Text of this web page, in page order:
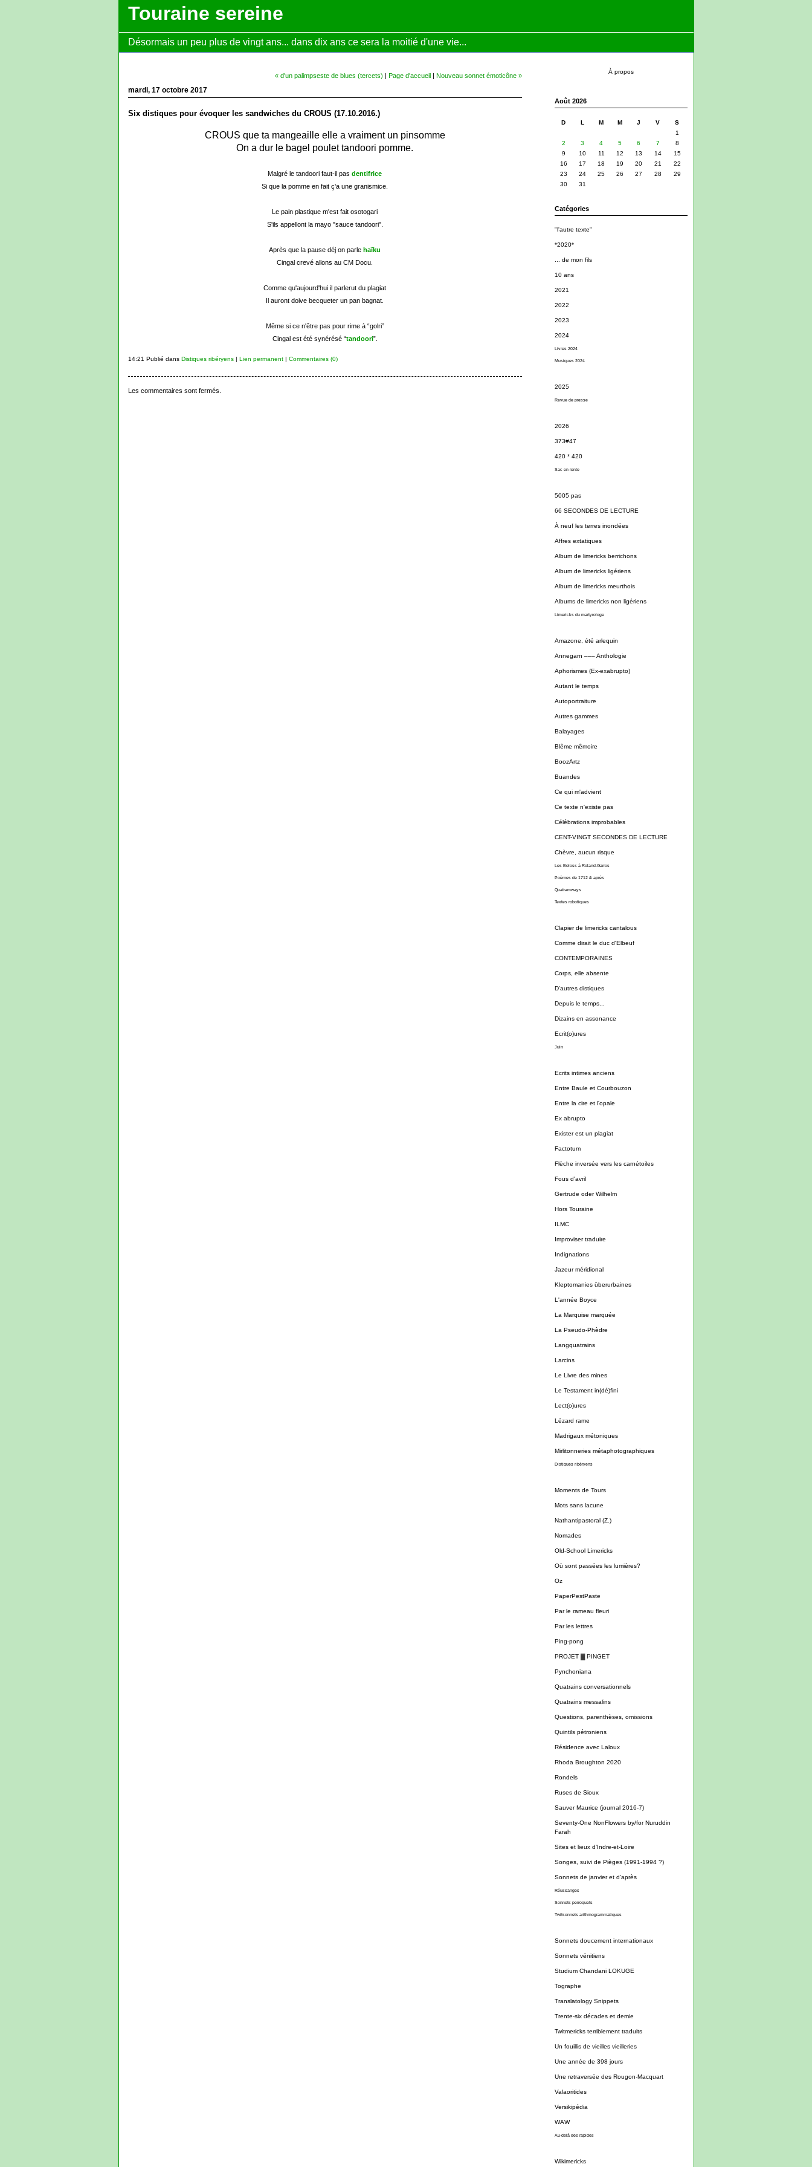
Touraine sereine
Désormais un peu plus de vingt ans... dans dix ans ce sera la moitié d'une vie...
À propos
Août 2026
D L M M J V
S
1
2
3 4 5 6 7
8
9
10 11 12 13 14
15
16
17 18 19 20 21
22
23
24 25 26 27 28
29
30
31
Catégories
"l'autre texte"
*2020*
... de mon fils
10 ans
2021
2022
2023
2024
Livres 2024
Musiques 2024
2025
Revue de presse
2026
373#47
420 * 420
Sac en rente
5005 pas
66 SECONDES DE LECTURE
À neuf les terres inondées
Affres extatiques
Album de limericks berrichons
Album de limericks ligériens
Album de limericks meurthois
Albums de limericks non ligériens
Limericks du martyrologe
Amazone, été arlequin
Annegarn ––– Anthologie
Aphorismes (Ex-exabrupto)
Autant le temps
Autoportraiture
Autres gammes
Balayages
Blême mêmoire
BoozArtz
Buandes
Ce qui m'advient
Ce texte n'existe pas
Célébrations improbables
CENT-VINGT SECONDES DE LECTURE
Chèvre, aucun risque
Les Boloss à Roland-Garros
Poèmes de 1712 & après
Quatramways
Textes robotiques
Clapier de limericks cantalous
Comme dirait le duc d'Elbeuf
CONTEMPORAINES
Corps, elle absente
D'autres distiques
Depuis le temps...
Dizains en assonance
Ecrit(o)ures
Juin
Ecrits intimes anciens
Entre Baule et Courbouzon
Entre la cire et l'opale
Ex abrupto
Exister est un plagiat
Factotum
Flèche inversée vers les carnétoiles
Fous d'avril
Gertrude oder Wilhelm
Hors Touraine
ILMC
Improviser traduire
Indignations
Jazeur méridional
Kleptomanies überurbaines
L'année Boyce
La Marquise marquée
La Pseudo-Phèdre
Langquatrains
Larcins
Le Livre des mines
Le Testament in(dé)fini
Lect(o)ures
Lézard rame
Madrigaux métoniques
Mirlitonneries métaphotographiques
Distiques ribéryens
Moments de Tours
Mots sans lacune
Nathantipastoral (Z.)
Nomades
Old-School Limericks
Où sont passées les lumières?
Oz
PaperPestPaste
Par le rameau fleuri
Par les lettres
Ping-pong
PROJET ▓ PINGET
Pynchoniana
Quatrains conversationnels
Quatrains messalins
Questions, parenthèses, omissions
Quintils pétroniens
Résidence avec Laloux
Rhoda Broughton 2020
Rondels
Ruses de Sioux
Sauver Maurice (journal 2016-7)
Seventy-One NonFlowers by/for Nuruddin
Farah
Sites et lieux d'Indre-et-Loire
Songes, suivi de Pièges (1991-1994 ?)
Sonnets de janvier et d'après
Réussanges
Sonnets perroquets
Twitsonnets arithmogrammatiques
Sonnets doucement internationaux
Sonnets vénitiens
Studium Chandani LOKUGE
Tographe
Translatology Snippets
Trente-six décades et demie
Twitmericks terriblement traduits
Un fouillis de vieilles vieilleries
Une année de 398 jours
Une retraversée des Rougon-Macquart
Valaoritides
Versikipédia
WAW
Au-delà des rapides
Wikimericks
« d'un palimpseste de blues (tercets) | Page d'accueil| Nouveau sonnet émoticône »
mardi, 17 octobre 2017
Six distiques pour évoquer les sandwiches du CROUS (17.10.2016.)
CROUS que ta mangeaille elle a vraiment un pinsomme
On a dur le bagel poulet tandoori pomme.
Malgré le tandoori faut-il pasdentifrice
Si que la pomme en fait ç'a une granismice.
Le pain plastique m'est fait osotogari
S'ils appellont la mayo "sauce tandoori".
Après que la pause déj on parlehaïku
Cingal crevé allons au CM Docu.
Comme qu'aujourd'hui il parlerut du plagiat
Il auront doive becqueter un pan bagnat.
Même si ce n'être pas pour rime à “golri”
Cingal est été synérésé “tandoori”.
14:21 Publié dans Distiques ribéryens| Lien permanent| Commentaires (0)
Les commentaires sont fermés.